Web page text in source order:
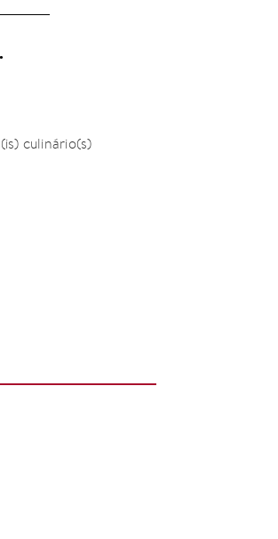
.
culinário(s)